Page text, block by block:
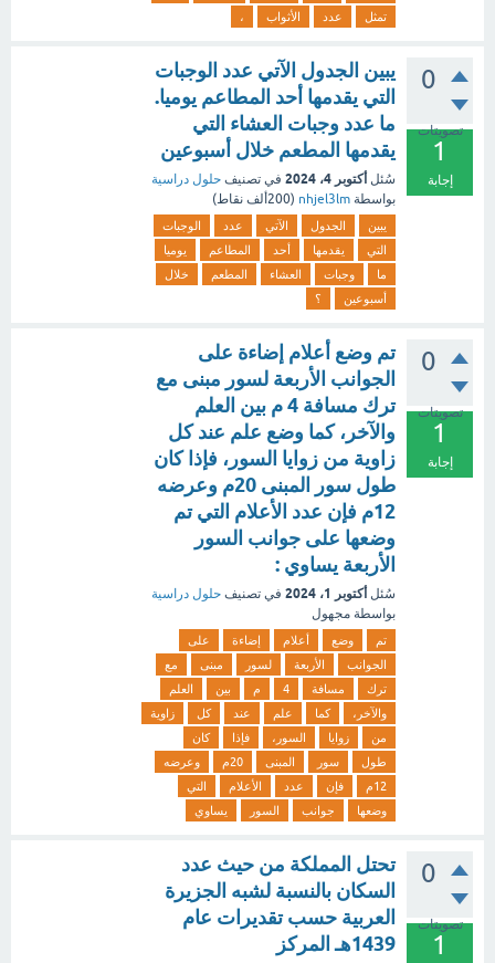
تمثل عدد الأثواب ،
0
تصويتات
1
إجابة
يبين الجدول الآتي عدد الوجبات
التي يقدمها أحد المطاعم يوميا.
ما عدد وجبات العشاء التي
يقدمها المطعم خلال أسبوعين
سُئل أكتوبر 4، 2024 في تصنيف حلول دراسية
بواسطة nhjel3lm
(200ألف نقاط)
يبين الجدول الآتي عدد
الوجبات
التي
يقدمها أحد المطاعم
يوميا
ما
وجبات العشاء المطعم
خلال
أسبوعين
؟
0
تصويتات
1
إجابة
تم وضع أعلام إضاءة على
الجوانب الأربعة لسور مبنى مع
ترك مسافة 4 م بين العلم
والآخر، كما وضع علم عند كل
زاوية من زوايا السور، فإذا كان
طول سور المبنى 20م وعرضه
12م فإن عدد الأعلام التي تم
وضعها على جوانب السور
الأربعة يساوي :
سُئل أكتوبر 1، 2024 في تصنيف حلول دراسية
بواسطة مجهول
تم وضع أعلام إضاءة
على
الجوانب
الأربعة لسور مبنى
مع
ترك
مسافة 4 م بين
العلم
والآخر،
كما علم عند كل
زاوية
من
زوايا السور، فإذا
كان
طول
سور المبنى 20م
وعرضه
12م
فإن عدد الأعلام
التي
وضعها
جوانب السور يساوي
0
تصويتات
1
تحتل المملكة من حيث عدد
السكان بالنسبة لشبه الجزيرة
العربية حسب تقديرات عام
1439هـ المركز